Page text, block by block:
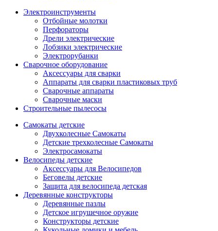
Электроинструменты
Отбойные молотки
Перфораторы
Дрели электрические
Лобзики электрические
Электрорубанки
Сварочное оборудование
Аксессуары для сварки
Аппараты для сварки пластиковых труб
Сварочные аппараты
Сварочные маски
Строительные пылесосы
Самокаты детские
Двухколесные Cамокаты
Детские трехколесные Самокаты
Электросамокаты
Велосипеды детские
Аксессуары для Велосипедов
Беговелы детские
Защита для велосипеда детская
Деревянные конструкторы
Деревянные пазлы
Детское игрушечное оружие
Конструкторы детские